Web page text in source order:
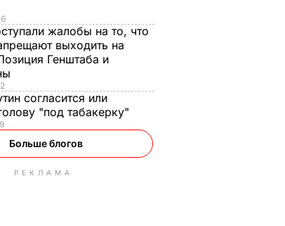
жалобы на то, что
выходить на
Генштаба и
согласится или
"под табакерку"
Больше блогов
РЕКЛАМА